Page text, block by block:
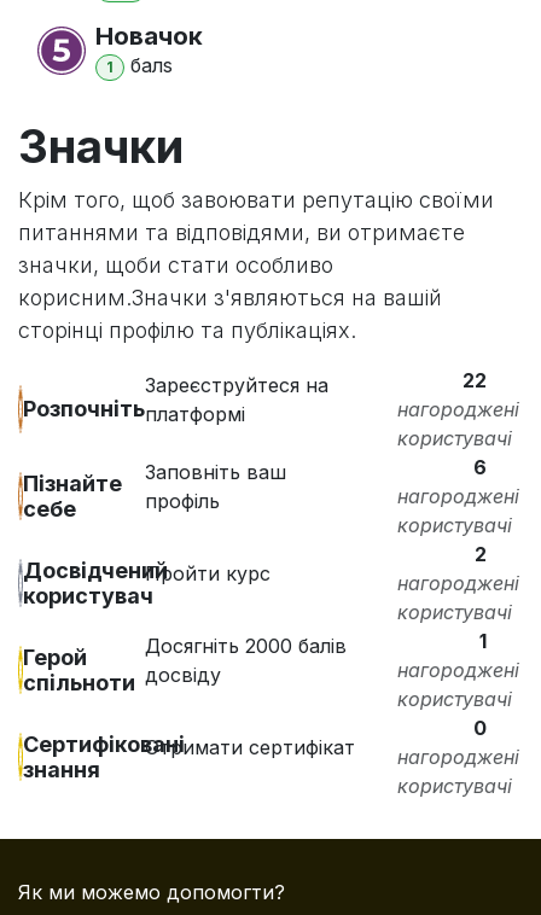
Новачок
1 балs
Значки
Крім того, щоб завоювати репутацію своїми
питаннями та відповідями, ви отримаєте
значки, щоби стати особливо
корисним.Значки з'являються на вашій
сторінці профілю та публікаціях.
Розпочніть
Зареєструйтеся на
платформі
22
нагороджені
користувачі
Пізнайте
себе
Заповніть ваш
профіль
6
нагороджені
користувачі
Досвідчений
користувач
Пройти курс
2
нагороджені
користувачі
Герой
спільноти
Досягніть 2000 балів
досвіду
1
нагороджені
користувачі
Сертифіковані
знання
Отримати сертифікат
0
нагороджені
користувачі
Як ми можемо допомогти?